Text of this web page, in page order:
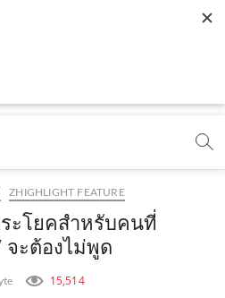
Oops!
| ADVERTISING | CAMPAIGN |
ZHIGHLIGHT FEATURE
ะโยคสำหรับคนที่
จะต้องไม่พูด
15,514